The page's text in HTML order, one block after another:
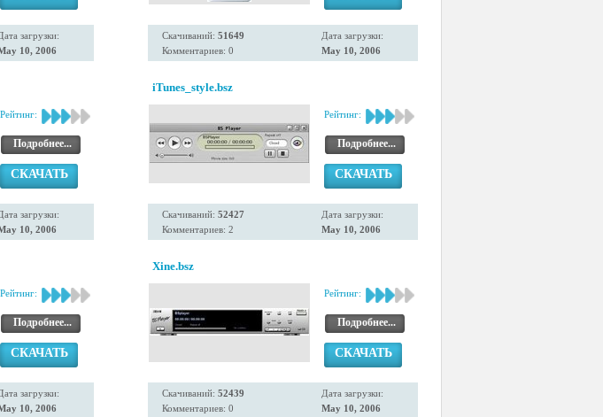
загрузки:
10, 2006
Скачиваний: 51649
Комментариев: 0
Дата загрузки:
May 10, 2006
Рейтинг:
Подробнее...
СКАЧАТЬ
загрузки:
10, 2006
iTunes_style.bsz
Рейтинг:
Подробнее...
СКАЧАТЬ
Скачиваний: 52427
Комментариев: 2
Дата загрузки:
May 10, 2006
Рейтинг:
Подробнее...
СКАЧАТЬ
загрузки:
10, 2006
Xine.bsz
Рейтинг:
Подробнее...
СКАЧАТЬ
Скачиваний: 52439
Комментариев: 0
Дата загрузки:
May 10, 2006